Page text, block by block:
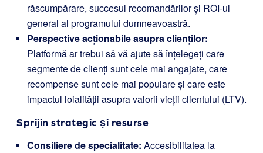
răscumpărare, succesul recomandărilor și ROI-ul
general al programului dumneavoastră.
Perspective acționabile asupra clienților:
Platformă ar trebui să vă ajute să înțelegeți care
segmente de clienți sunt cele mai angajate, care
recompense sunt cele mai populare și care este
impactul loialității asupra valorii vieții clientului (LTV).
Sprijin strategic și resurse
Consiliere de specialitate: Accesibilitatea la